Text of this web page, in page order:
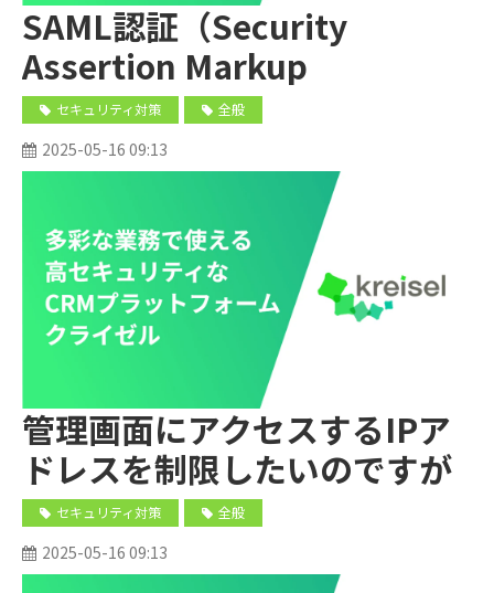
SAML認証（Security
Assertion Markup
Language）によるシングル
サインオン（SSO）に対応し
ていますか？
セキュリティ対策 全般
2025-05-16 09:13
管理画面にアクセスするIPア
ドレスを制限したいのですが
可能ですか。
セキュリティ対策 全般
2025-05-16 09:13